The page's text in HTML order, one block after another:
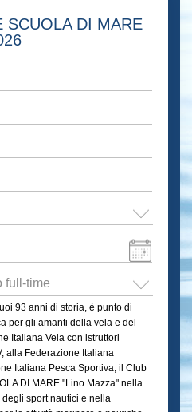
SCUOLA DI MARE
93 anni di storia, è punto di
per gli amanti della vela e del
Italiana Vela con istruttori
alla Federazione Italiana
Italiana Pesca Sportiva, il Club
DI MARE "Lino Mazza" nella
sport nautici e nella